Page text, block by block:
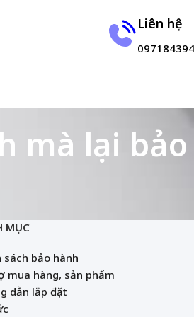
Liên hệ
mà lại bảo
MỤC
sách bảo hành
mua hàng, sản phẩm
dẫn lắp đặt